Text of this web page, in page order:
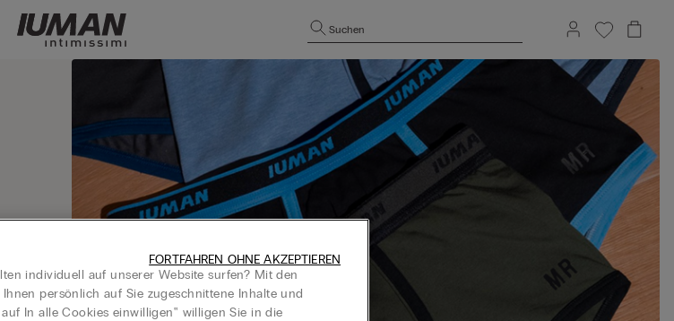
Suchen
individuell auf unserer Website surfen? Mit den
persönlich auf Sie zugeschnittene Inhalte und
In alle Cookies einwilligen‟ willigen Sie in die
FORTFAHREN OHNE AKZEPTIEREN